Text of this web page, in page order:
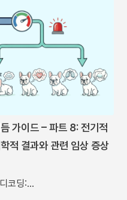
가이드 – 파트 8: 전기적
적 결과와 관련 임상 증상
코딩:…